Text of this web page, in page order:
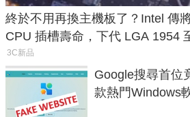
終於不用再換主機板了？Intel 傳
CPU 插槽壽命，下代 LGA 1954
3C新品
Google搜尋首位
款熱門Windows